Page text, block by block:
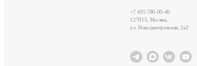
+7 495 780-90-40
127015, Москва,
ул. Новодмитровская, 2к2